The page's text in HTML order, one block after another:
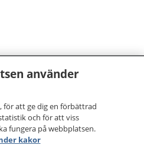
använder
för att ge dig en förbättrad
och för att viss
fungera på webbplatsen.
kakor